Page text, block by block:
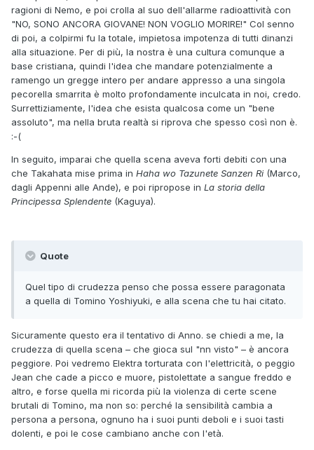
ragioni di Nemo, e poi crolla al suo dell'allarme radioattività con
"NO, SONO ANCORA GIOVANE! NON VOGLIO MORIRE!" Col senno
di poi, a colpirmi fu la totale, impietosa impotenza di tutti dinanzi
alla situazione. Per di più, la nostra è una cultura comunque a
base cristiana, quindi l'idea che mandare potenzialmente a
ramengo un gregge intero per andare appresso a una singola
pecorella smarrita è molto profondamente inculcata in noi, credo.
Surrettiziamente, l'idea che esista qualcosa come un "bene
assoluto", ma nella bruta realtà si riprova che spesso così non è.
:-(
In seguito, imparai che quella scena aveva forti debiti con una
che Takahata mise prima in Haha wo Tazunete Sanzen Ri(Marco,
dagli Appenni alle Ande), e poi ripropose in La storia della
Principessa Splendente (Kaguya).
Quote
Quel tipo di crudezza penso che possa essere paragonata
a quella di Tomino Yoshiyuki, e alla scena che tu hai citato.
Sicuramente questo era il tentativo di Anno. se chiedi a me, la
crudezza di quella scena – che gioca sul "nn visto" – è ancora
peggiore. Poi vedremo Elektra torturata con l'elettricità, o peggio
Jean che cade a picco e muore, pistolettate a sangue freddo e
altro, e forse quella mi ricorda più la violenza di certe scene
brutali di Tomino, ma non so: perché la sensibilità cambia a
persona a persona, ognuno ha i suoi punti deboli e i suoi tasti
dolenti, e poi le cose cambiano anche con l'età.